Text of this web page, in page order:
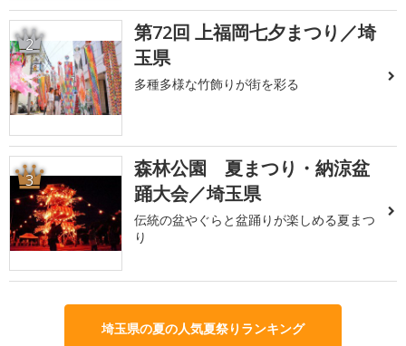
2
第72回 上福岡七夕まつり／埼
玉県
多種多様な竹飾りが街を彩る
3
森林公園 夏まつり・納涼盆
踊大会／埼玉県
伝統の盆やぐらと盆踊りが楽しめる夏まつ
り
埼玉県の夏の人気夏祭りランキング